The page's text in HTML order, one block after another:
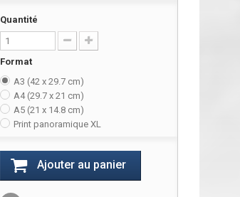
Quantité
Format
A3 (42 x 29.7 cm)
A4 (29.7 x 21 cm)
A5 (21 x 14.8 cm)
Print panoramique XL
Ajouter au panier